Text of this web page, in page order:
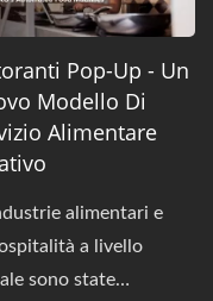
al funzionamento
per involtini
SR-27. Questa
produce un
Il team di
di ANKO ha
a varie domande
Pop-Up - Un
Modello Di
Alimentare
alimentari e
a livello
sono state